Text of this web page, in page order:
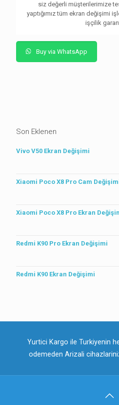
siz değerli müşterilerimize
yaptığımız tüm ekran değişimi
işçilik
Buy via WhatsApp
Son Eklenen
Vivo V50 Ekran Değişimi
Xiaomi Poco X8 Pro Cam
Xiaomi Poco X8 Pro Ekran
Redmi K90 Pro Ekran Değişimi
Redmi K90 Ekran Değişimi
Yurtici Kargo ile Turkiyenin
odemeden Arizali